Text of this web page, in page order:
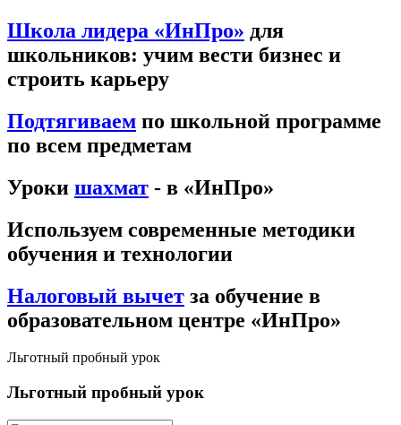
Школа лидера «ИнПро» для
школьников: учим вести бизнес и
строить карьеру
Подтягиваем по школьной программе
по всем предметам
Уроки шахмат - в «ИнПро»
Используем современные методики
обучения и технологии
Налоговый вычет за обучение в
образовательном центре «ИнПро»
Льготный пробный урок
Льготный пробный урок